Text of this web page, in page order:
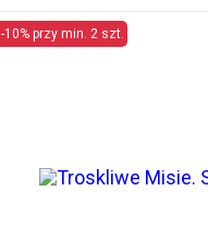
-10% przy min. 2 szt.